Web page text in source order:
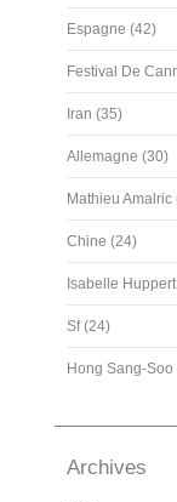
Espagne (42)
Festival De
Iran (35)
Allemagne (30)
Mathieu Amalric
Chine (24)
Isabelle
Sf (24)
Hong Sang-Soo
Archives